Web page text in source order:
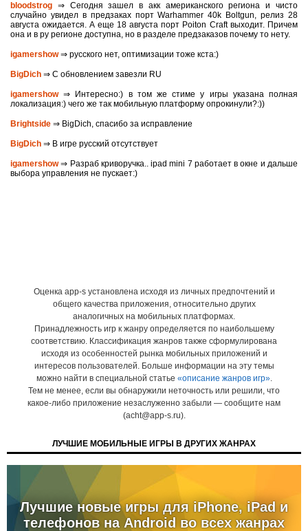
bloodstrog ⇒ Сегодня зашел в акк американского региона и чисто
случайно увидел в предзаках порт Warhammer 40k Boltgun, релиз 28
августа ожидается. A eще 18 августа порт Poiton Сraft выходит. Причем
она и в ру регионе доступна, но в разделе предзаказов почему то нету.
igamershow⇒ русского нет, оптимизации тоже кста:)
BigDich ⇒ С обновлением завезли RU
igamershow⇒ Интересно:) в том же стиме у игры указана полная
локализация:) чего же так мобильную платформу опрокинули?:))
Brightside ⇒ BigDich, спасибо за исправление
BigDich ⇒ В игре русский отсутствует
igamershow⇒ Разраб криворучка.. ipad mini 7 работает в окне и дальше
выбора управления не пускает:)
Оценка app-s установлена исходя из личных предпочтений и
общего качества приложения, относительно других
аналогичных на мобильных платформах.
Принадлежность игр к жанру определяется по наибольшему
соответствию. Классификация жанров также сформулирована
исходя из особенностей рынка мобильных приложений и
интересов пользователей. Больше информации на эту темы
можно найти в специальной статье «описание жанров игр».
Тем не менее, если вы обнаружили неточность или решили, что
какое-либо приложение незаслуженно забыли — сообщите нам
(acht@app-s.ru).
ЛУЧШИЕ МОБИЛЬНЫЕ ИГРЫ В ДРУГИХ ЖАНРАХ
Лучшие новые игры для iPhone, iPad и
телефонов на Android во всех жанрах